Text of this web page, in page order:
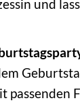
und
passenden